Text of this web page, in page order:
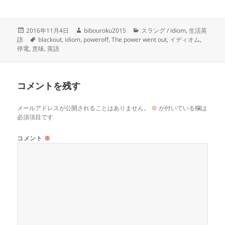
投
稿
日:
2016年11月4日
作
成
bibouroku2015
カ
テ
スラング / idiom,生活英
語
タ
グ
blackout, idiom, poweroff,The power went out, イディオム,
停電,意味,英語
コメントを残す
メールアドレスが公開されることはありません。 ※ が付いている欄は
必須項目です
コメント ※